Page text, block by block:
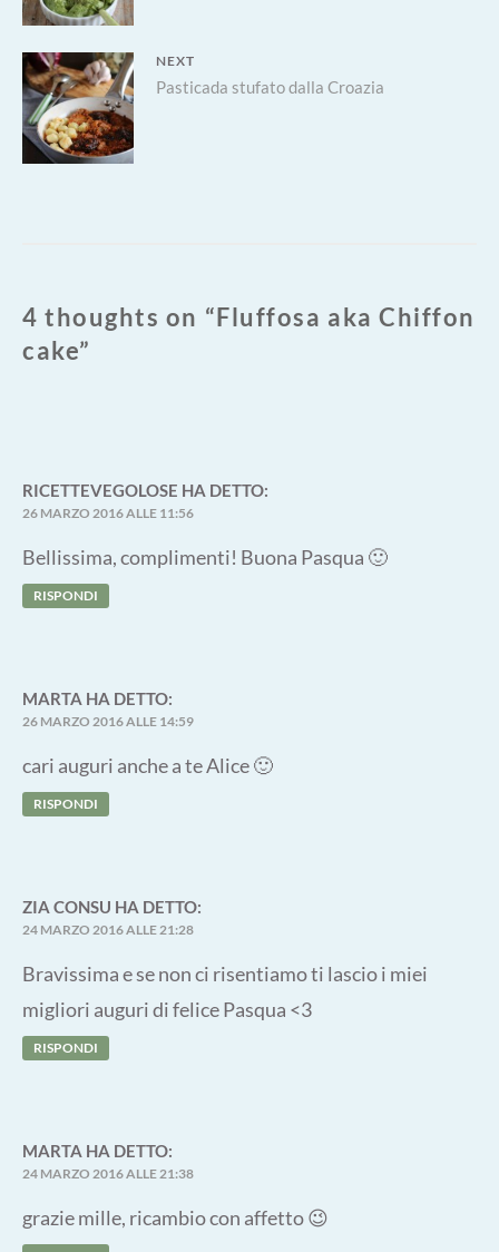
NEXT
Next
post:
Pasticada stufato dalla Croazia
4 thoughts on “Fluffosa aka Chiffon
cake”
RICETTEVEGOLOSE HA DETTO:
26 MARZO 2016 ALLE 11:56
Bellissima, complimenti! Buona Pasqua 🙂
RISPONDI
MARTA HA DETTO:
26 MARZO 2016 ALLE 14:59
cari auguri anche a te Alice 🙂
RISPONDI
ZIA CONSU HA DETTO:
24 MARZO 2016 ALLE 21:28
Bravissima e se non ci risentiamo ti lascio i miei
migliori auguri di felice Pasqua <3
RISPONDI
MARTA HA DETTO:
24 MARZO 2016 ALLE 21:38
grazie mille, ricambio con affetto 😉